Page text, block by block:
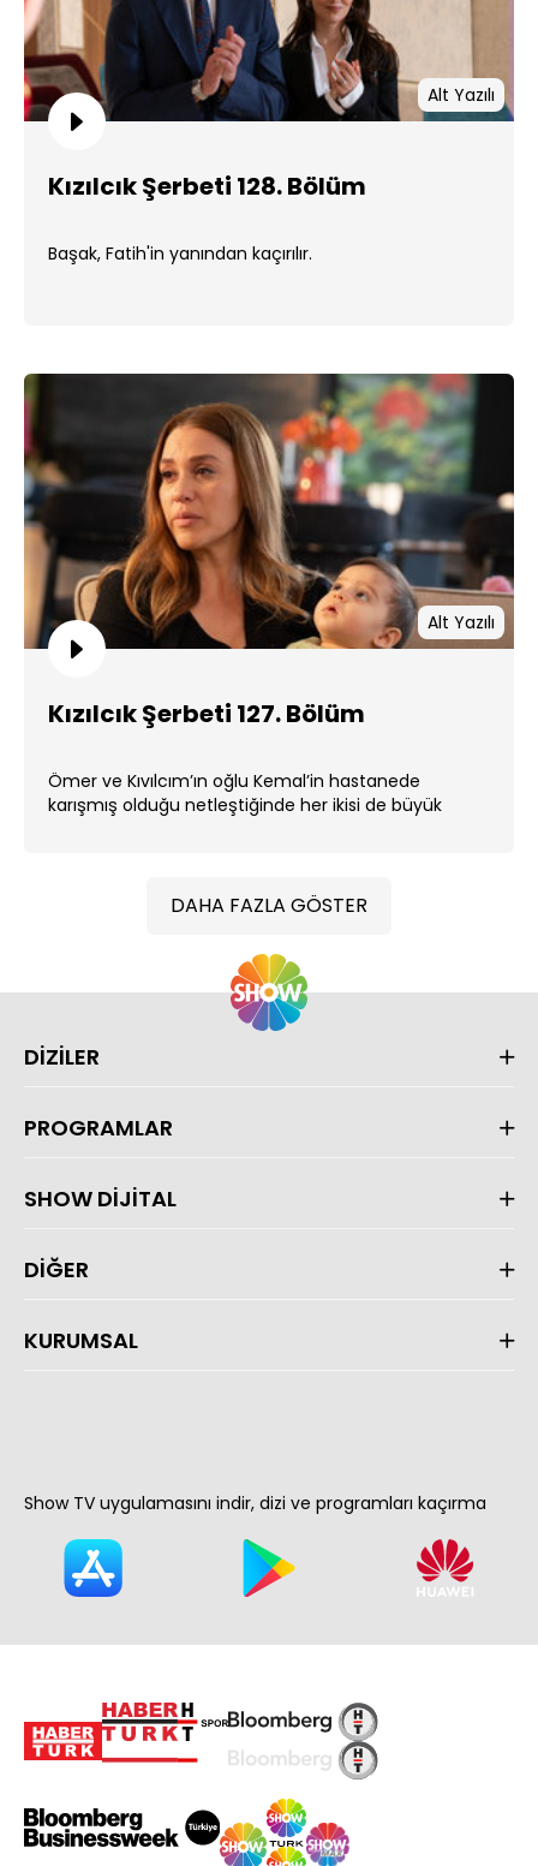
Alt Yazılı
Kızılcık Şerbeti 128. Bölüm
Başak, Fatih'in yanından kaçırılır.
Alt Yazılı
Kızılcık Şerbeti 127. Bölüm
Ömer ve Kıvılcım’ın oğlu Kemal’in hastanede
karışmış olduğu netleştiğinde her ikisi de büyük
DAHA FAZLA GÖSTER
DİZİLER
PROGRAMLAR
SHOW DİJİTAL
DİĞER
KURUMSAL
Show TV uygulamasını indir, dizi ve programları kaçırma